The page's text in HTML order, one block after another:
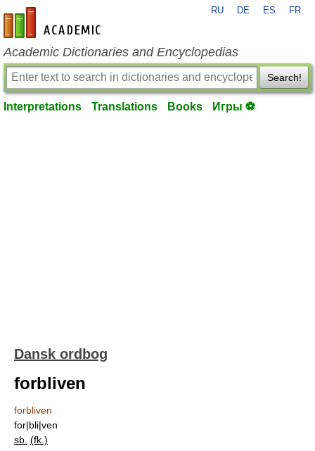
en-academic.com
RU DE ES FR
Academic Dictionaries and Encyclopedias
Search!
Interpretations Translations Books Игры ⚽
Dansk ordbog
forbliven
forbliven
for|bli|ven
sb. (fk.)